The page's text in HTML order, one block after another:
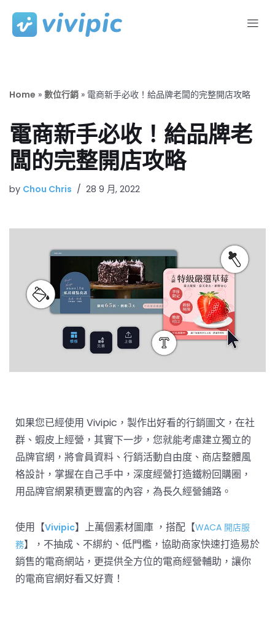
Skip
Home » 數位行銷 » 電商新手必收！給品牌老闆的完整開店攻略
電商新手必收！給品牌老
闆的完整開店攻略
by Chou Chris 28 9 月, 2022
如果您已經使用 Vivipic，製作出好看的行銷圖文，在社
群、蝦皮上經營，其實下一步，您就能考慮建立獨立的
品牌官網，將會員資料、行銷活動自由度、商店整體風
格設計，掌握在自己手中，深度經營打造鐵粉回購圈，
用品牌官網累積更豐富的內容，為長久經營鋪路。
使用【Vivipic】上萬個素材圖庫 ，搭配【WACA 開店服
務】，不抽成、不綁約、低門檻，協助商家快速打造易於
銷售的電商網站，更提供全方位的電商經營輔助，讓你
的電商官網好看又好賣！